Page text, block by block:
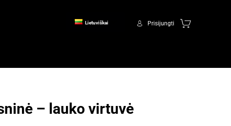
Prisijungti
Lietuviškai
– lauko virtuvė